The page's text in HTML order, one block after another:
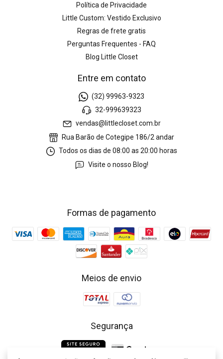
Política de Privacidade
Little Custom: Vestido Exclusivo
Regras de frete gratis
Perguntas Frequentes - FAQ
Blog Little Closet
Entre em contato
(32) 99963-9323
32-999639323
vendas@littlecloset.com.br
Rua Barão de Cotegipe 186/2 andar
Todos os dias de 08:00 as 20:00 horas
Visite o nosso Blog!
Formas de pagamento
Meios de envio
Segurança